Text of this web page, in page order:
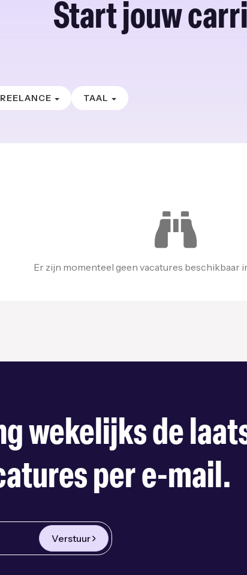
Start jouw
TAAL
Er zijn momenteel geen vacatures beschikbaar
wekelijks de
per e-mail.
Verstuur